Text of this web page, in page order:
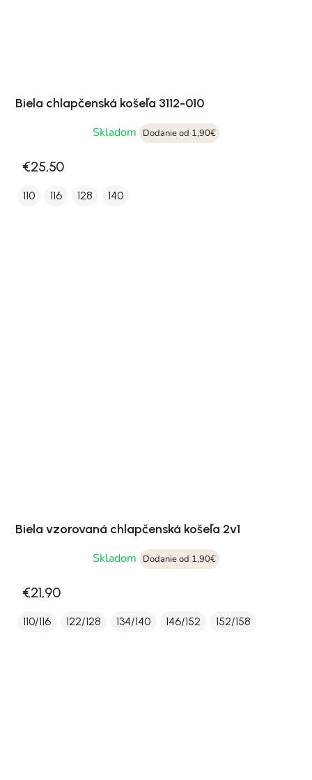
Biela chlapčenská košeľa 3112-010
Skladom
Dodanie od 1,90€
€25,50
110 116 128 140
Biela vzorovaná chlapčenská košeľa 2v1
Skladom
Dodanie od 1,90€
€21,90
110/116 122/128 134/140 146/152 152/158